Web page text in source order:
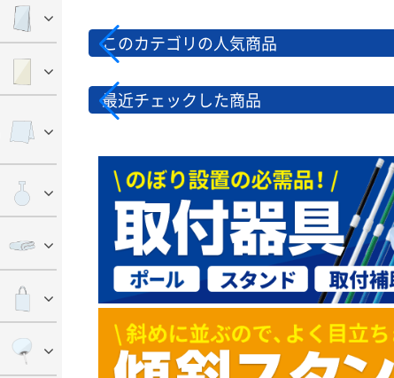
このカテゴリの人気商品
最近チェックした商品